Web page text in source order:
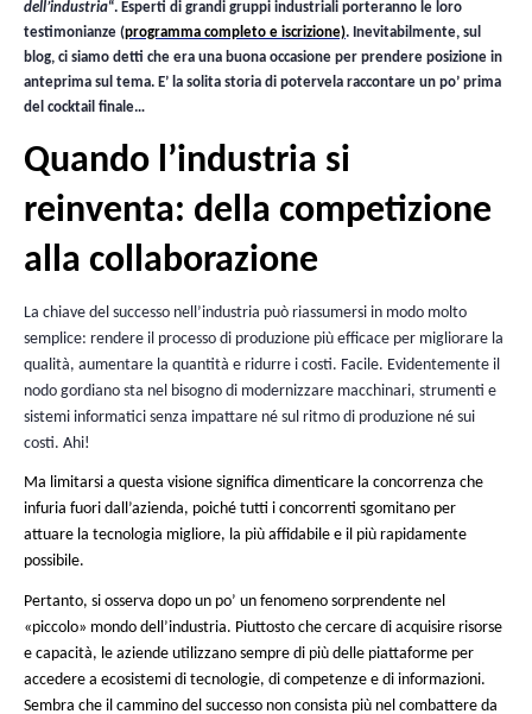
“l’Open Source al servizio della trasformazione
dell’industria
“. Esperti di grandi gruppi industriali porteranno
testimonianze (programma completo e iscrizione).
blog, ci siamo detti che era una buona occasione per
anteprima
del cocktail finale…
Quando l’industria si
reinventa: della
alla collaborazione